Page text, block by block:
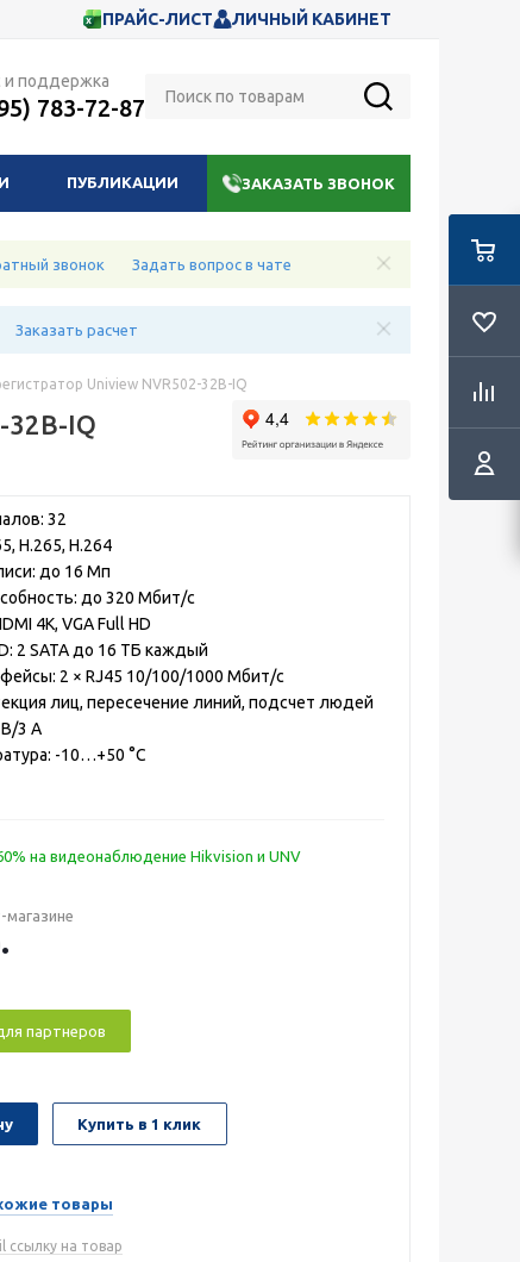
ПРАЙС-ЛИСТ ЛИЧНЫЙ КАБИНЕТ
и поддержка
783-72-87
ПУБЛИКАЦИИ ЗАКАЗАТЬ ЗВОНОК
звонок Задать вопрос в чате
Заказать расчет
Uniview NVR502-32B-IQ
32B-IQ
32
H.265, H.264
до 16 Мп
до 320 Мбит/с
4K, VGA Full HD
2 SATA до 16 ТБ каждый
2 × RJ45 10/100/1000 Мбит/с
лиц, пересечение линий, подсчет людей
В/3 А
-10…+50 °C
на видеонаблюдение Hikvision и UNV
магазине
партнеров
Купить в 1 клик
товары
ссылку на товар